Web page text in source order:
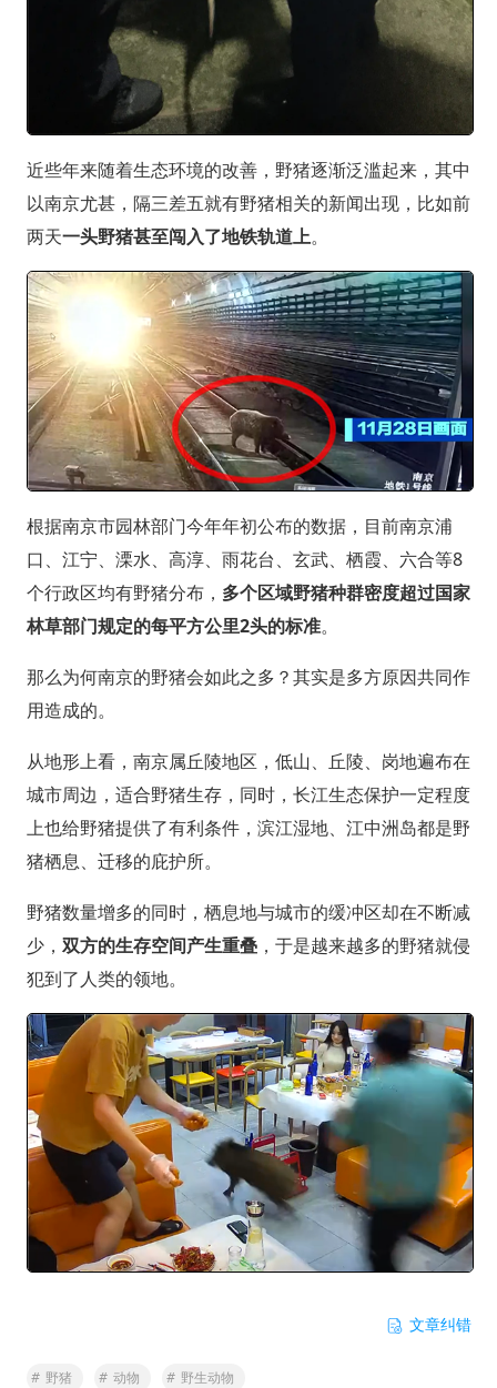
近些年来随着生态环境的改善，野猪逐渐泛滥起来，其中
以南京尤甚，隔三差五就有野猪相关的新闻出现，比如前
两天一头野猪甚至闯入了地铁轨道上。
根据南京市园林部门今年年初公布的数据，目前南京浦
口、江宁、溧水、高淳、雨花台、玄武、栖霞、六合等8
个行政区均有野猪分布， 多个区域野猪种群密度超过国家
林草部门规定的每平方公里2头的标准。
那么为何南京的野猪会如此之多？其实是多方原因共同作
用造成的。
从地形上看，南京属丘陵地区，低山、丘陵、岗地遍布在
城市周边，适合野猪生存，同时，长江生态保护一定程度
上也给野猪提供了有利条件，滨江湿地、江中洲岛都是野
猪栖息、迁移的庇护所。
野猪数量增多的同时，栖息地与城市的缓冲区却在不断减
少， 双方的生存空间产生重叠，于是越来越多的野猪就侵
犯到了人类的领地。
文章纠错
# 野猪 # 动物 # 野生动物